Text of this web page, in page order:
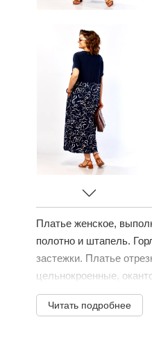
Платье женское,
полотно и штапель.
застежки. Платье
цельнокроенные,
Читать подробнее